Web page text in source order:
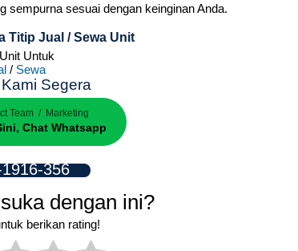
sempurna sesuai dengan keinginan Anda.
Titip Jual / Sewa Unit
Untuk
/ Sewa
Segera
Team / Marketing
Chat Whatsapp
356
dengan ini?
berikan rating!